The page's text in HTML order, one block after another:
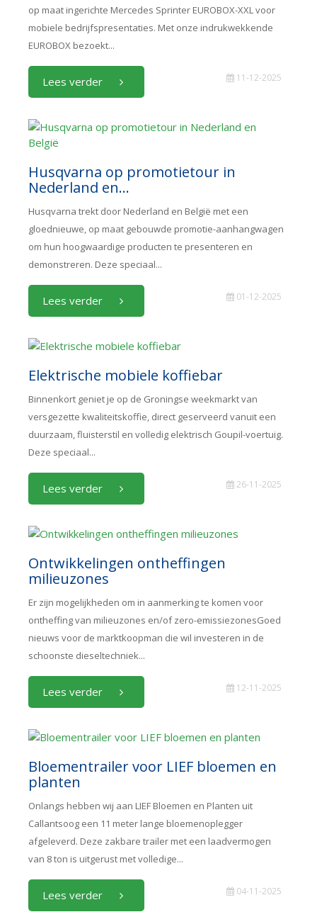
op maat ingerichte Mercedes Sprinter EUROBOX-XXL voor
mobiele bedrijfspresentaties. Met onze indrukwekkende
EUROBOX bezoekt...
Lees verder 11-12-2025
Husqvarna op promotietour in
Nederland en...
Husqvarna trekt door Nederland en België met een
gloednieuwe, op maat gebouwde promotie-aanhangwagen
om hun hoogwaardige producten te presenteren en
demonstreren. Deze speciaal...
Lees verder 01-12-2025
Elektrische mobiele koffiebar
Binnenkort geniet je op de Groningse weekmarkt van
versgezette kwaliteitskoffie, direct geserveerd vanuit een
duurzaam, fluisterstil en volledig elektrisch Goupil-voertuig.
Deze speciaal...
Lees verder 26-11-2025
Ontwikkelingen ontheffingen
milieuzones
Er zijn mogelijkheden om in aanmerking te komen voor
ontheffing van milieuzones en/of zero-emissiezonesGoed
nieuws voor de marktkoopman die wil investeren in de
schoonste dieseltechniek...
Lees verder 12-11-2025
Bloementrailer voor LIEF bloemen en
planten
Onlangs hebben wij aan LIEF Bloemen en Planten uit
Callantsoog een 11 meter lange bloemenoplegger
afgeleverd. Deze zakbare trailer met een laadvermogen
van 8 ton is uitgerust met volledige...
Lees verder 04-11-2025